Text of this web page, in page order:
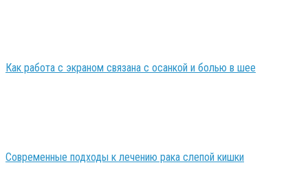
Как работа с экраном связана с осанкой и болью в шее
Современные подходы к лечению рака слепой кишки